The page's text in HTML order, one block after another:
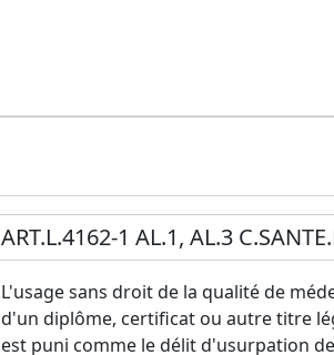
ART.L.4162-1 AL.1, AL.3
L'usage sans droit de la qualité de
d'un diplôme, certificat ou autre titre
est puni comme le délit d'usurpation